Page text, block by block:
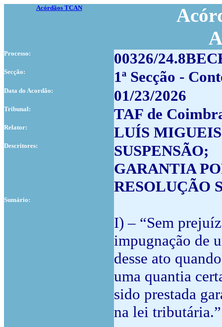
Acórdãos TCAN
Processo: 00326/
Secção: 1ª Secção -
Data do Acordão: 01/23/2026
Tribunal: TAF de
Relator: LUÍS
Descritores:
SUSPENSÃO;
GARANTIA
RESOLUÇÃO
Sumário:
I) – “Sem
impugnação de
desse ato
uma quantia
sido prestada
na lei